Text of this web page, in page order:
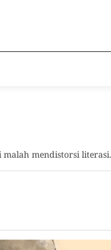
mendistorsi literasi.